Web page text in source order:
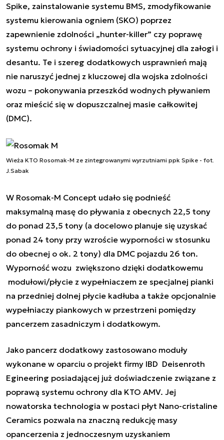
Spike, zainstalowanie systemu BMS, zmodyfikowanie
systemu kierowania ogniem (SKO) poprzez
zapewnienie zdolności „hunter-killer” czy poprawę
systemu ochrony i świadomości sytuacyjnej dla załogi i
desantu. Te i szereg dodatkowych usprawnień mają
nie naruszyć jednej z kluczowej dla wojska zdolności
wozu – pokonywania przeszkód wodnych pływaniem
oraz mieścić się w dopuszczalnej masie całkowitej
(DMC).
Wieża KTO Rosomak-M ze zintegrowanymi wyrzutniami ppk Spike - fot.
J.Sabak
W Rosomak-M Concept udało się podnieść
maksymalną masę do pływania z obecnych 22,5 tony
do ponad 23,5 tony (a docelowo planuje się uzyskać
ponad 24 tony przy wzroście wyporności w stosunku
do obecnej o ok. 2 tony) dla DMC pojazdu 26 ton.
Wyporność wozu zwiększono dzięki dodatkowemu
modułowi/płycie z wypełniaczem ze specjalnej pianki
na przedniej dolnej płycie kadłuba a także opcjonalnie
wypełniaczy piankowych w przestrzeni pomiędzy
pancerzem zasadniczym i dodatkowym.
Jako pancerz dodatkowy zastosowano moduły
wykonane w oparciu o projekt firmy IBD Deisenroth
Egineering posiadającej już doświadczenie związane z
poprawą systemu ochrony dla KTO AMV. Jej
nowatorska technologia w postaci płyt Nano-cristaline
Ceramics pozwala na znaczną redukcję masy
opancerzenia z jednoczesnym uzyskaniem